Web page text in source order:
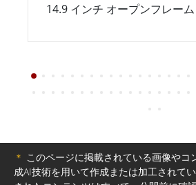
14.9 インチ オープンフレー
＊ このページに掲載されている画像やコ
成AI技術を用いて作成または加工されて